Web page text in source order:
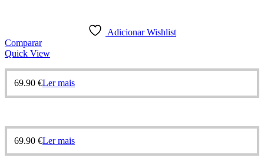
Adicionar Wishlist
Comparar
Quick View
69.90 €Ler mais
69.90 €Ler mais